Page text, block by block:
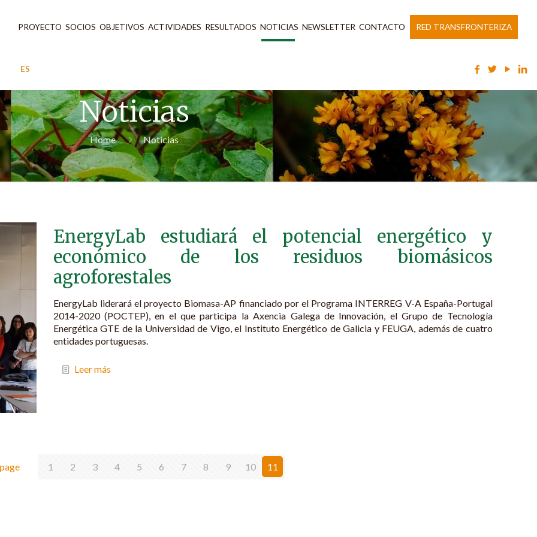
PROYECTO SOCIOS OBJETIVOS ACTIVIDADES RESULTADOS NOTICIAS NEWSLETTER CONTACTO RED TRANSFRONTERIZA
ES
Noticias
Home Noticias
EnergyLab estudiará el potencial energético y
económico de los residuos biomásicos
agroforestales
EnergyLab liderará el proyecto Biomasa-AP financiado por el Programa INTERREG V-A España-Portugal
2014-2020 (POCTEP), en el que participa la Axencia Galega de Innovación, el Grupo de Tecnología
Energética GTE de la Universidad de Vigo, el Instituto Energético de Galicia y FEUGA, además de cuatro
entidades portuguesas.
Leer más
1 2 3 4 5 6 7 8 9 10 11